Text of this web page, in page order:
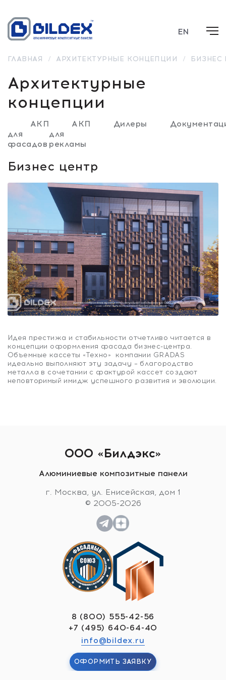
EN
ГЛАВНАЯ / АРХИТЕКТУРНЫЕ КОНЦЕПЦИИ / БИЗНЕС
Архитектурные
концепции
АКП
для
фасадов
АКП
для
рекламы
Дилеры
Бизнес центр
Идея престижа и стабильности отчетливо читается в
концепции оформления фасада бизнес-центра.
Объемные кассеты «Техно» компании GRADAS
идеально выполняют эту задачу – благородство
металла в сочетании с фактурой кассет создают
неповторимый имидж успешного развития и эволюции.
ООО «Билдэкс»
Алюминиевые композитные панели
г. Москва, ул. Енисейская, дом 1
© 2005-2026
8 (800) 555-42-56
+7 (495) 640-64-40
info@bildex.ru
ОФОРМИТЬ ЗАЯВКУ